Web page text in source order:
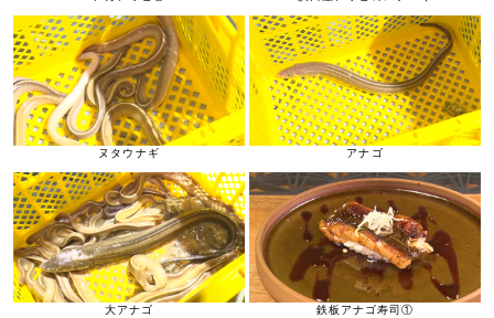
ヌタウナギ アナゴ
大アナゴ 鉄板アナゴ寿司①